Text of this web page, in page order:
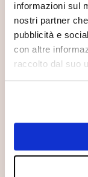
informazioni sul
nostri partner
pubblicità e
con altre
raccolto dal suo